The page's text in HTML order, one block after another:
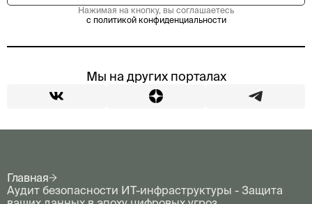
Нажимая на кнопку, вы соглашаетесь
с политикой конфиденциальности
Мы на других порталах
Главная
Аудит безопасности ИТ-инфраструктуры - Защита